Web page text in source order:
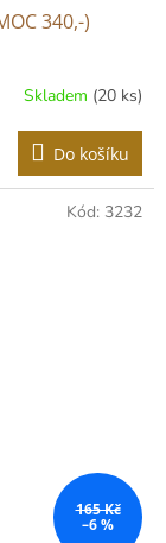
340,-)
Skladem (20 ks)
Do košíku
165 Kč
–6 %
Kód: 3232